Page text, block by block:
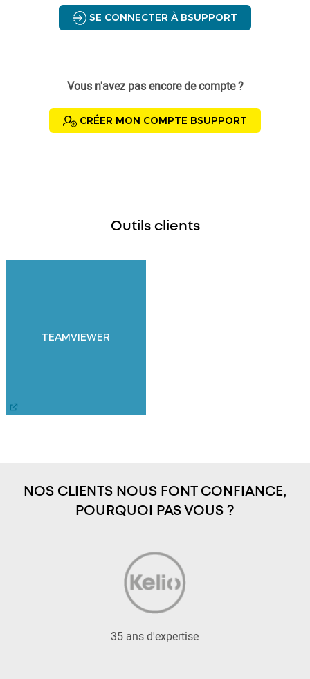
SE CONNECTER À BSUPPORT
Vous n'avez pas encore de compte ?
CRÉER MON COMPTE BSUPPORT
Outils clients
TEAMVIEWER
NOS CLIENTS NOUS FONT CONFIANCE,
POURQUOI PAS VOUS ?
35 ans d'expertise